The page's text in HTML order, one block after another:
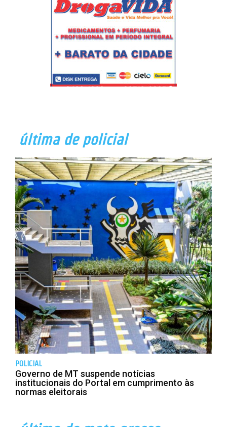
última de policial
POLICIAL
Governo de MT suspende notícias
institucionais do Portal em cumprimento às
normas eleitorais